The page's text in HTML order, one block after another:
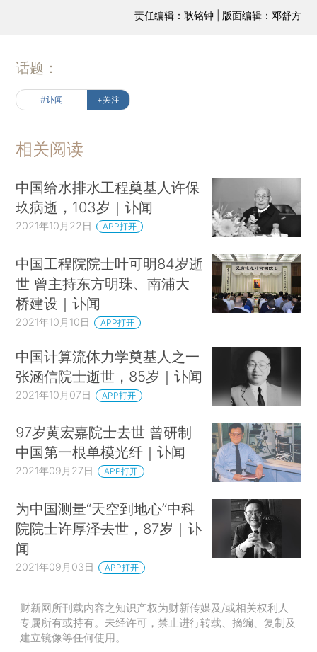
责任编辑：耿铭钟 | 版面编辑：邓舒方
话题：
#讣闻 +关注
相关阅读
中国给水排水工程奠基人许保
玖病逝，103岁｜讣闻
2021年10月22日 APP打开
中国工程院院士叶可明84岁逝
世 曾主持东方明珠、南浦大
桥建设｜讣闻
2021年10月10日 APP打开
中国计算流体力学奠基人之一
张涵信院士逝世，85岁｜讣闻
2021年10月07日 APP打开
97岁黄宏嘉院士去世 曾研制
中国第一根单模光纤｜讣闻
2021年09月27日 APP打开
为中国测量“天空到地心”中科
院院士许厚泽去世，87岁｜讣
闻
2021年09月03日 APP打开
财新网所刊载内容之知识产权为财新传媒及/或相关权利人
专属所有或持有。未经许可，禁止进行转载、摘编、复制及
建立镜像等任何使用。